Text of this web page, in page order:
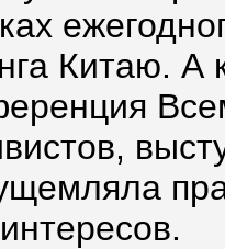
Китаю. А